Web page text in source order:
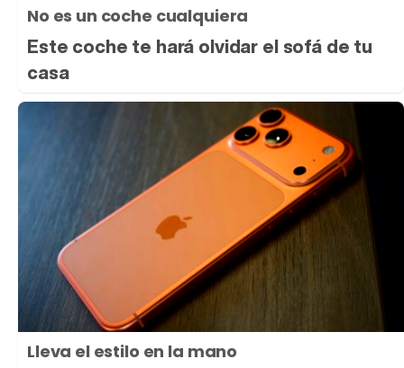
No es un coche cualquiera
Este coche te hará olvidar el sofá de tu
casa
Lleva el estilo en la mano